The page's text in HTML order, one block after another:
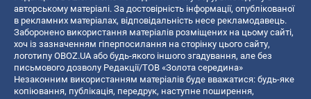
авторському матеріалі. За достовірність інформації, опублікованої
в рекламних матеріалах, відповідальність несе рекламодавець.
Заборонено використання матеріалів розміщених на цьому сайті,
хоч із зазначенням гіперпосилання на сторінку цього сайту,
логотипу OBOZ.UA або будь-якого іншого згадування, але без
письмового дозволу Редакції/ТОВ «Золота середина»
Незаконним використанням матеріалів буде вважатися: будь-яке
копiювання, публiкацiя, передрук, наступне поширення,